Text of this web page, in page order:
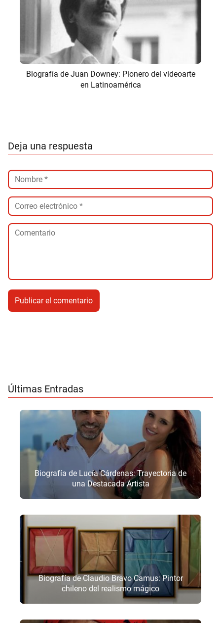
Biografía de Juan Downey: Pionero del videoarte
en Latinoamérica
Deja una respuesta
Últimas Entradas
Biografía de Lucía Cárdenas: Trayectoria de
una Destacada Artista
Biografía de Claudio Bravo Camus: Pintor
chileno del realismo mágico